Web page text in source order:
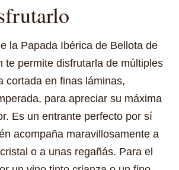
la Papada Ibérica de Bellota de
te permite disfrutarla de múltiples
cortada en finas láminas,
para apreciar su máxima
Es un entrante perfecto por sí
acompaña maravillosamente a
o a unas regañás. Para el